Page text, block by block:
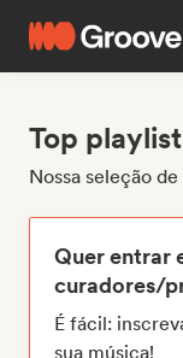
Top
Nossa seleção
Quer entrar
curadores/
É fácil:
sua música!